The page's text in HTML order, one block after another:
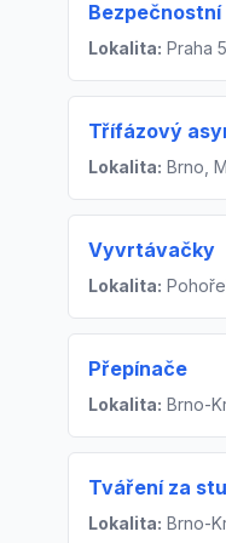
Bezpečnostní
Lokalita: Praha 5
Třífázový
Lokalita: Brno,
Vyvrtávačky
Lokalita:
Přepínače
Lokalita: Brno-
Tváření za
Lokalita: Brno-